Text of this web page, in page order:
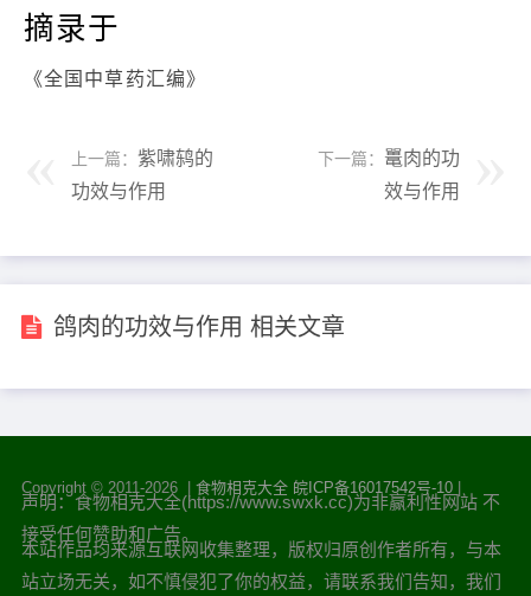
摘录于
《全国中草药汇编》
上一篇： 紫啸鸫的
功效与作用
下一篇： 鼍肉的功
效与作用
鸽肉的功效与作用 相关文章
Copyright © 2011-2026 | 食物相克大全 皖ICP备16017542号-10|
声明：食物相克大全(https://www.swxk.cc)为非赢利性网站 不
接受任何赞助和广告。
本站作品均来源互联网收集整理，版权归原创作者所有，与本
站立场无关，如不慎侵犯了你的权益，请联系我们告知，我们